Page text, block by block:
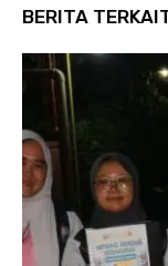
BERITA